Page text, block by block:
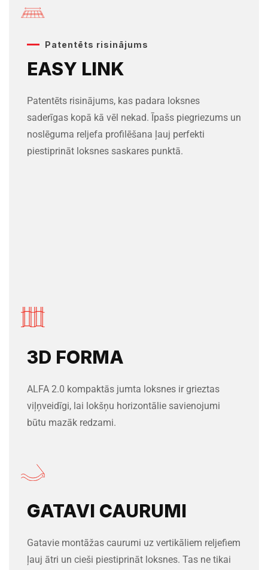
Patentēts risinājums
EASY LINK
Patentēts risinājums, kas padara loksnes
saderīgas kopā kā vēl nekad. Īpašs piegriezums un
noslēguma reljefa profilēšana ļauj perfekti
piestiprināt loksnes saskares punktā.
3D FORMA
ALFA 2.0 kompaktās jumta loksnes ir grieztas
viļņveidīgi, lai lokšņu horizontālie savienojumi
būtu mazāk redzami.
GATAVI CAURUMI
Gatavie montāžas caurumi uz vertikāliem reljefiem
ļauj ātri un cieši piestiprināt loksnes. Tas ne tikai